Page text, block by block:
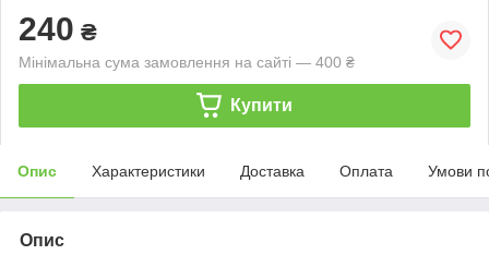
240 ₴
Мінімальна сума замовлення на сайті — 400 ₴
Купити
Опис Характеристики Доставка Оплата Умови
Опис